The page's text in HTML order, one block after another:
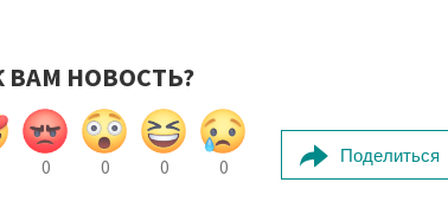
ВАМ НОВОСТЬ?
0 0 0 0
Поделиться